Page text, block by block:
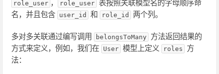
role_user ， role_user 表按照关联模型名的字母顺序命
名，并且包含 user_id 和 role_id 两个列。
多对多关联通过编写调用 belongsToMany
方法返回结果的
方式来定义，例如，我们在 User 模型上定义 roles
方
法：